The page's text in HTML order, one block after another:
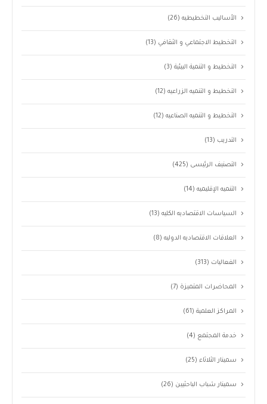
الأساليب التخطيطيه(26)
التخطيط الاجتماعي و الثقافي (13)
التخطيط و التنمية البيئية(3)
التخطيط و التنميه الزراعيه(12)
التخطيط و التنميه الصناعيه(12)
التدريب (13)
التصنيف الرئيسى (425)
التنميه الإقليميه(14)
السياسات الاقتصاديه الكليه(13)
العلاقات الاقتصاديه الدوليه(8)
الفعاليات (313)
المحاضرات المتميزة (7)
المراكز العلمية(61)
خدمة المجتمع (4)
سمينار الثلاثاء(25)
سمينار شباب الباحثيين (26)